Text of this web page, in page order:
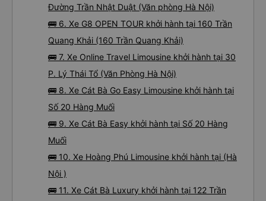
Đường Trần Nhật Duật (Văn phòng Hà Nội)
🚌 6. Xe G8 OPEN TOUR khởi hành tại 160 Trần
Quang Khải (160 Trần Quang Khải)
🚌 7. Xe Online Travel Limousine khởi hành tại 30
P. Lý Thái Tổ (Văn Phòng Hà Nội)
🚌 8. Xe Cát Bà Go Easy Limousine khởi hành tại
Số 20 Hàng Muối
🚌 9. Xe Cát Bà Easy khởi hành tại Số 20 Hàng
Muối
🚌 10. Xe Hoàng Phú Limousine khởi hành tại (Hà
Nội )
🚌 11. Xe Cát Bà Luxury khởi hành tại 122 Trần